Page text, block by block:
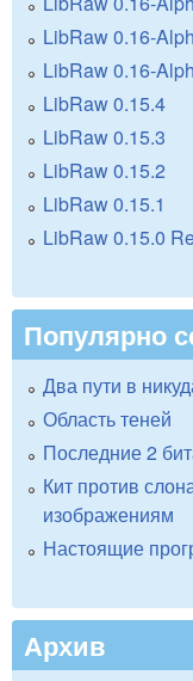
LibRaw 0.16-
LibRaw 0.16-
LibRaw 0.15.4
LibRaw 0.15.3
LibRaw 0.15.2
LibRaw 0.15.1
LibRaw 0.15.0
Популярно
Два пути в
Область теней
Последние 2
Кит против
изображениям
Настоящие
Архив